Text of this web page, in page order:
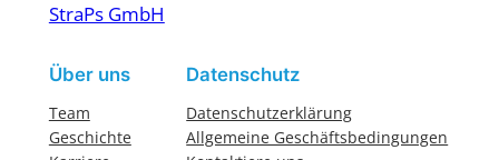
StraPs GmbH
Über uns
Team
Geschichte
Datenschutz
Datenschutzerklärung
Allgemeine Geschäftsbedingungen